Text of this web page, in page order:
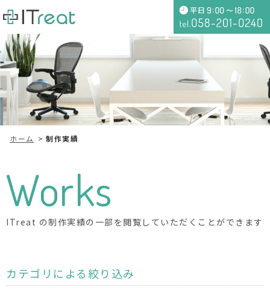
ホーム 制作実績
Works
ITreat の制作実績の一部を閲覧していただくことができます
カテゴリによる絞り込み